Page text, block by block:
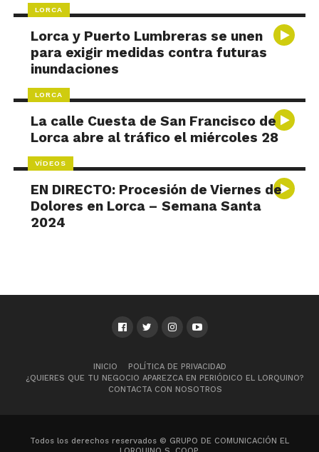
LORCA
Lorca y Puerto Lumbreras se unen
para exigir medidas contra futuras
inundaciones
LORCA
La calle Cuesta de San Francisco de
Lorca abre al tráfico el miércoles 28
VÍDEOS
EN DIRECTO: Procesión de Viernes de
Dolores en Lorca – Semana Santa
2024
INICIO
POLÍTICA DE PRIVACIDAD
¿QUIERES QUE TU NEGOCIO APAREZCA EN PERIÓDICO EL LORQUINO?
CONTACTA CON NOSOTROS
Todos los derechos reservados © GRUPO DE COMUNICACIÓN EL